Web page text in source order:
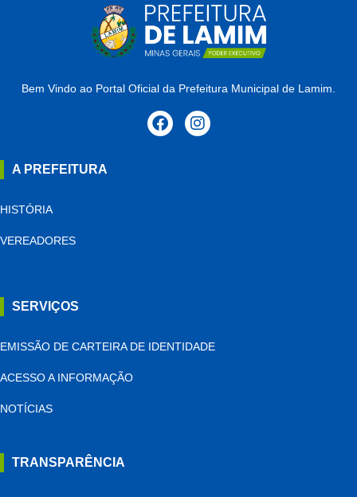
Bem Vindo ao Portal Oficial da Prefeitura Municipal de Lamim.
A PREFEITURA
HISTÓRIA
VEREADORES
SERVIÇOS
EMISSÃO DE CARTEIRA DE IDENTIDADE
ACESSO A INFORMAÇÃO
NOTÍCIAS
TRANSPARÊNCIA